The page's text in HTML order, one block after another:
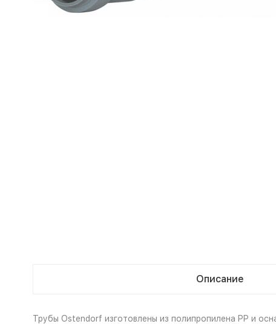
Описание
Трубы Ostendorf изготовлены из полипропилена PP и